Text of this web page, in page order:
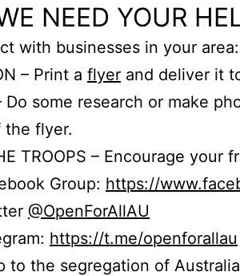
NEED YOUR
with businesses in your area:
– Print a flyer and deliver it
Do some research or make
the flyer.
TROOPS – Encourage
Group: https://
@OpenForAllAU
https://t.me/openforallau
to the segregation of